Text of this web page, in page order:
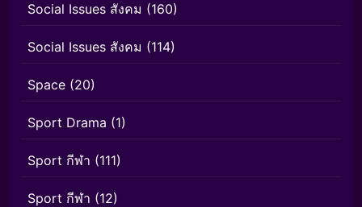
Social Issues สังคม (160)
Social Issues สังคม (114)
Space (20)
Sport Drama (1)
Sport กีฬา (111)
Sport กีฬา (12)